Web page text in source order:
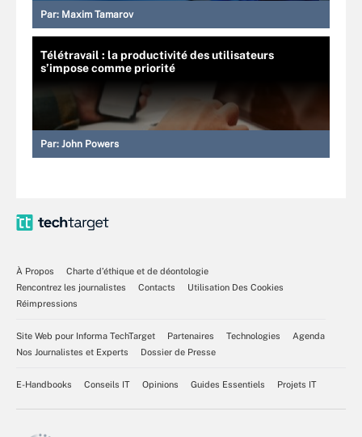
Par: Maxim Tamarov
Télétravail : la productivité des utilisateurs
s’impose comme priorité
Par: John Powers
À Propos
Charte d’éthique et de déontologie
Rencontrez les journalistes
Contacts
Utilisation Des Cookies
Réimpressions
Site Web pour Informa TechTarget Partenaires Technologies
Agenda
Nos Journalistes et Experts
Dossier de Presse
E-Handbooks Conseils IT Opinions Guides Essentiels Projets IT